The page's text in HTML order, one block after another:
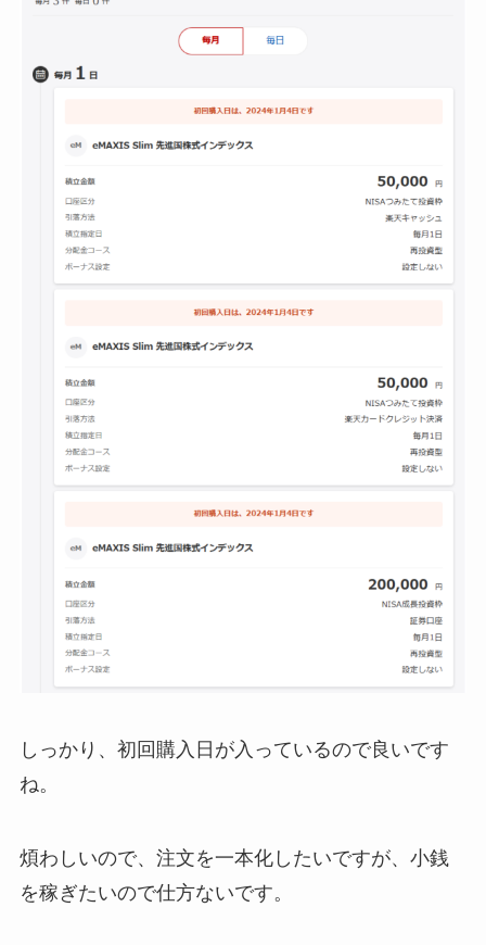
しっかり、初回購入日が入っているので良いです
ね。
煩わしいので、注文を一本化したいですが、小銭
を稼ぎたいので仕方ないです。